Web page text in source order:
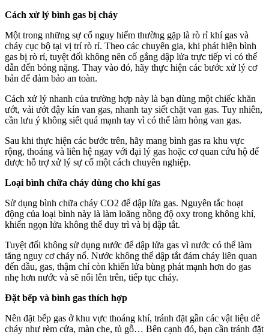
Cách xử lý bình gas bị cháy
Một trong những sự cố nguy hiểm thường gặp là rò rỉ khí gas và
cháy cục bộ tại vị trí rò rỉ. Theo các chuyên gia, khi phát hiện bình
gas bị rò rỉ, tuyệt đối không nên cố gắng dập lửa trực tiếp vì có thể
dẫn đến bỏng nặng. Thay vào đó, hãy thực hiện các bước xử lý cơ
bản để đảm bảo an toàn.
Cách xử lý nhanh của trường hợp này là bạn dùng một chiếc khăn
ướt, vải ướt đậy kín van gas, nhanh tay siết chặt van gas. Tuy nhiên,
cần lưu ý không siết quá mạnh tay vì có thể làm hỏng van gas.
Sau khi thực hiện các bước trên, hãy mang bình gas ra khu vực
rộng, thoáng và liên hệ ngay với đại lý gas hoặc cơ quan cứu hộ để
được hỗ trợ xử lý sự cố một cách chuyên nghiệp.
Loại bình chữa cháy dùng cho khí gas
Sử dụng bình chữa cháy CO2 để dập lửa gas. Nguyên tắc hoạt
động của loại bình này là làm loãng nồng độ oxy trong không khí,
khiến ngọn lửa không thể duy trì và bị dập tắt.
Tuyệt đối không sử dụng nước để dập lửa gas vì nước có thể làm
tăng nguy cơ cháy nổ. Nước không thể dập tắt đám cháy liên quan
đến dầu, gas, thậm chí còn khiến lửa bùng phát mạnh hơn do gas
nhẹ hơn nước và sẽ nổi lên trên, tiếp tục cháy.
Đặt bếp và bình gas thích hợp
Nên đặt bếp gas ở khu vực thoáng khí, tránh đặt gần các vật liệu dễ
cháy như rèm cửa, màn che, tủ gỗ… Bên cạnh đó, bạn cần tránh đặt